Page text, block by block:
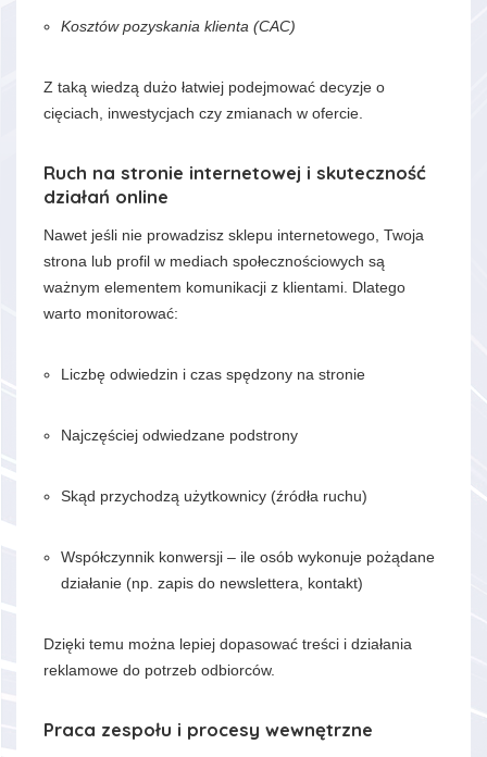
Kosztów pozyskania klienta (CAC)
Z taką wiedzą dużo łatwiej podejmować decyzje o
cięciach, inwestycjach czy zmianach w ofercie.
Ruch na stronie internetowej i skuteczność
działań online
Nawet jeśli nie prowadzisz sklepu internetowego, Twoja
strona lub profil w mediach społecznościowych są
ważnym elementem komunikacji z klientami. Dlatego
warto monitorować:
Liczbę odwiedzin i czas spędzony na stronie
Najczęściej odwiedzane podstrony
Skąd przychodzą użytkownicy (źródła ruchu)
Współczynnik konwersji – ile osób wykonuje pożądane
działanie (np. zapis do newslettera, kontakt)
Dzięki temu można lepiej dopasować treści i działania
reklamowe do potrzeb odbiorców.
Praca zespołu i procesy wewnętrzne